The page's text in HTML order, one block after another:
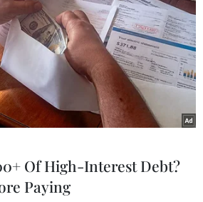
đặc quyền kinh tế
#Chủ tịch Trung Quốc
khảo sát
Philippines
Of High-Interest Debt?
Paying